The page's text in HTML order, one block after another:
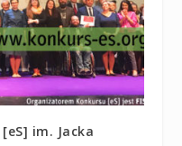
im. Jacka